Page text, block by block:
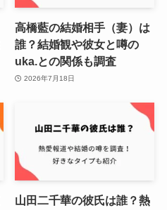
高橋藍の結婚相手（妻）は
誰？結婚観や彼女と噂の
uka.との関係も調査
2026年7月18日
山田二千華の彼氏は誰？熱